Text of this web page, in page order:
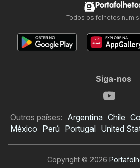
Todos os folhetos num
Siga-nos
Outros países: Argentina Chile
México Perú Portugal United
Copyright © 2026